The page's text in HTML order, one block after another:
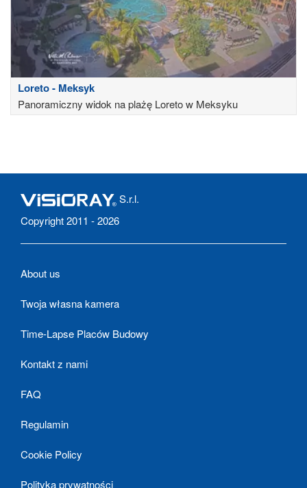
Loreto - Meksyk
Panoramiczny widok na plażę Loreto w Meksyku
S.r.l.
Copyright 2011 - 2026
About us
Twoja własna kamera
Time-Lapse Placów Budowy
Kontakt z nami
FAQ
Regulamin
Cookie Policy
Polityka prywatności